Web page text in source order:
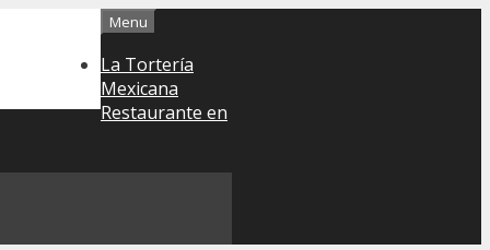
Menu
La Tortería
Mexicana
Restaurante en